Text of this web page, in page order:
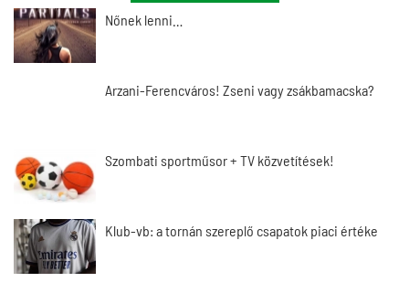
Nőnek lenni…
Arzani-Ferencváros! Zseni vagy zsákbamacska?
Szombati sportműsor + TV közvetítések!
Klub-vb: a tornán szereplő csapatok piaci értéke